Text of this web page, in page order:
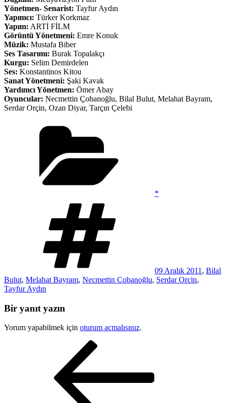
Yönetmen- Senarist: Tayfur Aydın
Yapımcı: Türker Korkmaz
Yapım: ARTİ FİLM
Görüntü Yönetmeni: Emre Konuk
Müzik: Mustafa Biber
Ses Tasarımı: Burak Topalakçı
Kurgu: Selim Demirdelen
Ses: Konstantinos Kitou
Sanat Yönetmeni: Şaki Kavak
Yardımcı Yönetmen: Ömer Abay
Oyuncular: Necmettin Çobanoğlu, Bilal Bulut, Melahat Bayram,
Serdar Orçin, Ozan Diyar, Tarçın Çelebi
*
09 Aralık 2011 , Bilal
Bulut, Melahat Bayram, Necmettin Çobanoğlu, Serdar Orçin,
Tayfur Aydın
Bir yanıt yazın
Yorum yapabilmek için oturum açmalısınız.